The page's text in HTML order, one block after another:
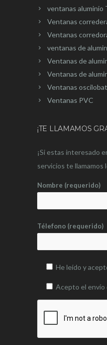
ventanas aluminio
Ventanas
Ventanas
ventanas de
Ventanas de
Ventanas de
Ventanas
Ventanas PVC
¡TE LLAMAMOS
¡Si estas interesado
servicios te llamamos
Nombre (requerido)
Télefono (requerido)
He leído y
Acepto el envío